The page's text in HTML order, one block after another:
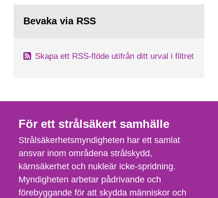
Bevaka via RSS
Skapa ett RSS-flöde utifrån ditt urval i filtret
För ett strålsäkert samhälle
Strålsäkerhetsmyndigheten har ett samlat
ansvar inom områdena strålskydd,
kärnsäkerhet och nukleär icke-spridning.
Myndigheten arbetar pådrivande och
förebyggande för att skydda människor och